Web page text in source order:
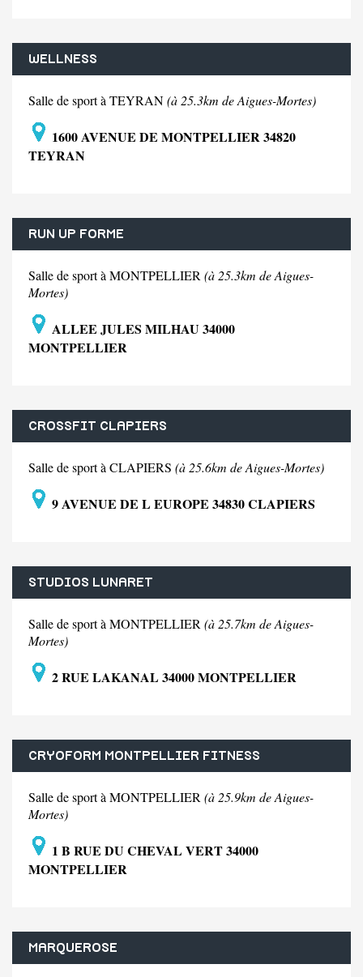
WELLNESS
Salle de sport à TEYRAN(à 25.3km de Aigues-Mortes)
1600 AVENUE DE MONTPELLIER 34820
TEYRAN
RUN UP FORME
Salle de sport à MONTPELLIER (à 25.3km de Aigues-
Mortes)
ALLEE JULES MILHAU 34000
MONTPELLIER
CROSSFIT CLAPIERS
Salle de sport à CLAPIERS (à 25.6km de Aigues-Mortes)
9 AVENUE DE L EUROPE 34830 CLAPIERS
STUDIOS LUNARET
Salle de sport à MONTPELLIER (à 25.7km de Aigues-
Mortes)
2 RUE LAKANAL 34000 MONTPELLIER
CRYOFORM MONTPELLIER FITNESS
Salle de sport à MONTPELLIER (à 25.9km de Aigues-
Mortes)
1 B RUE DU CHEVAL VERT 34000
MONTPELLIER
MARQUEROSE